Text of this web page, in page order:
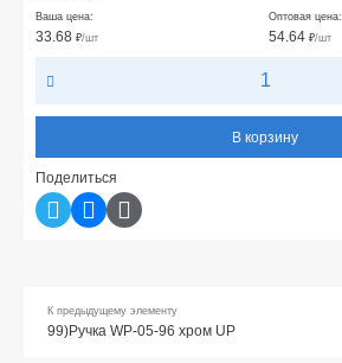
Ваша цена:
33.68 ₽/шт
Оптовая цена:
54.64 ₽/шт
В корзину
Поделиться
К предыдущему элементу
99)Ручка WP-05-96 хром UP